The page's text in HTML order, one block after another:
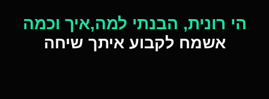
הי רונית, הבנתי למה,איך וכמה
אשמח לקבוע איתך שיחה